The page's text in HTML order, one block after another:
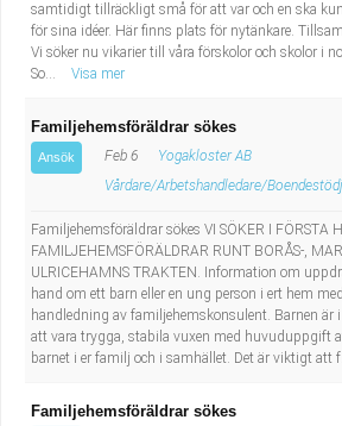
samtidigt tillräckligt små för att var och en ska
för sina idéer. Här finns plats för nytänkare.
Vi söker nu vikarier till våra förskolor och skolor i
So...
Visa mer
Familjehemsföräldrar sökes
Ansök Feb 6
Yogakloster AB
Vårdare/Arbetshandledare/
Familjehemsföräldrar sökes VI SÖKER I FÖRSTA
FAMILJEHEMSFÖRÄLDRAR RUNT BORÅS-,
ULRICEHAMNS TRAKTEN. Information om
hand om ett barn eller en ung person i ert hem
handledning av familjehemskonsulent. Barnen är
att vara trygga, stabila vuxen med huvuduppgift
barnet i er familj och i samhället. Det är viktigt att
Familjehemsföräldrar sökes